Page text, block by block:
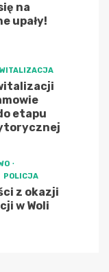
na
upały!
etapu
POLICJA
z okazji
w Woli